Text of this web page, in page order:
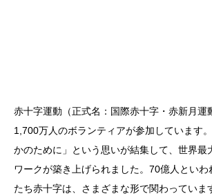
赤十字運動（正式名：国際赤十字・赤新月運
1,700万人のボランティアが参加しています
かのために」という思いが結集して、世界最
ワークが築き上げられました。70億人といわ
たち赤十字は、さまざまな形で関わっていま